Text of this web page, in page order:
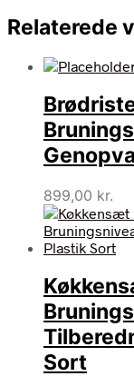
Relaterede
899,00 kr.
Sort